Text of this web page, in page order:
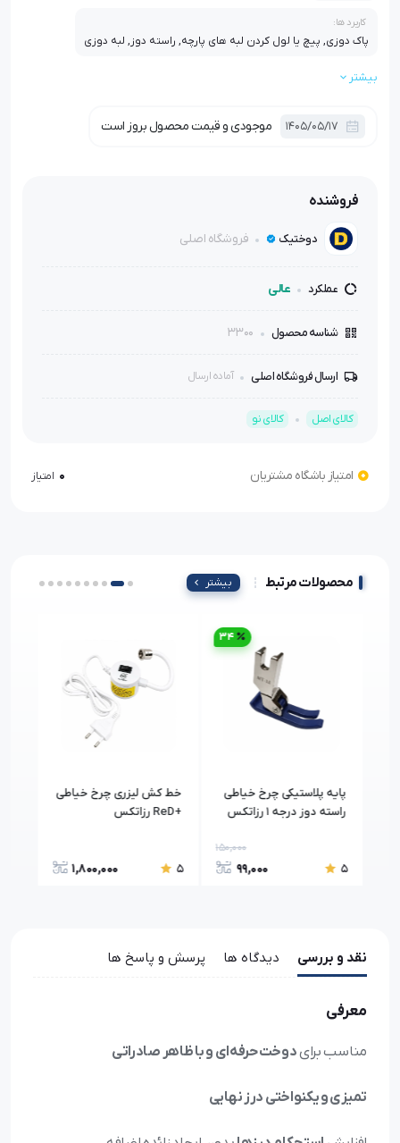
کاربرد ها:
پاک دوزی, پیچ یا لول کردن لبه های پارچه, راسته دوز, لبه دوزی
بیشتر
1405/05/17 موجودی و قیمت محصول بروز است
فروشنده
دوختیک فروشگاه اصلی
عملکرد عالی
شناسه محصول 3300
ارسال فروشگاه اصلی آماده ارسال
کالای اصل کالای نو
امتیاز باشگاه مشتریان 0 امتیاز
محصولات مرتبط بیشتر
پایه پلاستیکی چرخ خیاطی
راسته دوز درجه 1 رزاتکس
5
150,000
99,000
34
خط کش لیزری چرخ خیاطی
+ReD رزاتکس
5
1,800,000
نقد و بررسی دیدگاه ها پرسش و پاسخ ها
معرفی
مناسب برایدوخت حرفه‌ای و با ظاهر صادراتی
تمیزی و یکنواختی درز نهایی